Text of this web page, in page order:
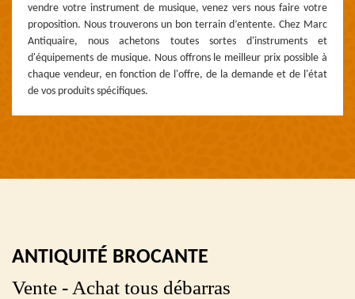
vendre votre instrument de musique, venez vers nous faire votre
proposition. Nous trouverons un bon terrain d’entente. Chez Marc
Antiquaire, nous achetons toutes sortes d'instruments et
d'équipements de musique. Nous offrons le meilleur prix possible à
chaque vendeur, en fonction de l'offre, de la demande et de l'état
de vos produits spécifiques.
ANTIQUITÉ BROCANTE
Vente - Achat tous débarras